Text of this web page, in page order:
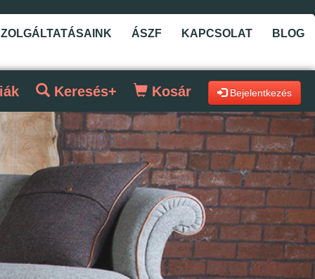
ÁSZF KAPCSOLAT BLOG
Keresés+ Kosár Bejelentkezés